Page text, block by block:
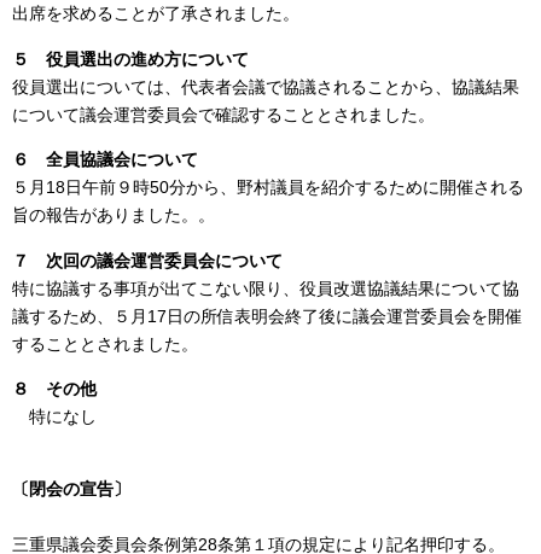
出席を求めることが了承されました。
５ 役員選出の進め方について
役員選出については、代表者会議で協議されることから、協議結果
について議会運営委員会で確認することとされました。
６ 全員協議会について
５月18日午前９時50分から、野村議員を紹介するために開催される
旨の報告がありました。。
７ 次回の議会運営委員会について
特に協議する事項が出てこない限り、役員改選協議結果について協
議するため、５月17日の所信表明会終了後に議会運営委員会を開催
することとされました。
８ その他
特になし
〔閉会の宣告〕
三重県議会委員会条例第28条第１項の規定により記名押印する。